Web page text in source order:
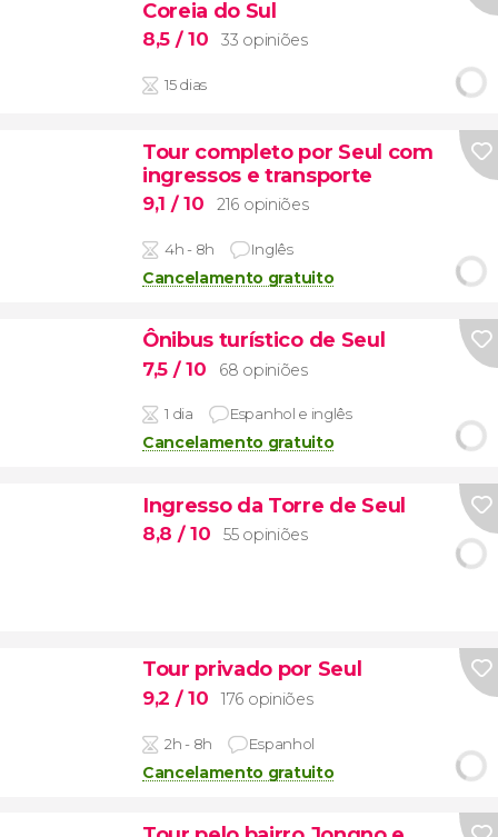
Coreia do Sul
8,5 / 10 33 opiniões
15 dias
Tour completo por Seul com
ingressos e transporte
9,1 / 10 216 opiniões
4h - 8h Inglês
Cancelamento gratuito
Ônibus turístico de Seul
7,5 / 10 68 opiniões
1 dia Espanhol e inglês
Cancelamento gratuito
Ingresso da Torre de Seul
8,8 / 10 55 opiniões
Tour privado por Seul
9,2 / 10 176 opiniões
2h - 8h Espanhol
Cancelamento gratuito